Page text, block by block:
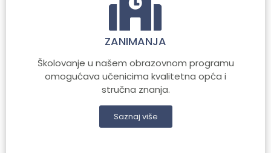
ZANIMANJA
Školovanje u našem obrazovnom programu
omogućava učenicima kvalitetna opća i
stručna znanja.
Saznaj više